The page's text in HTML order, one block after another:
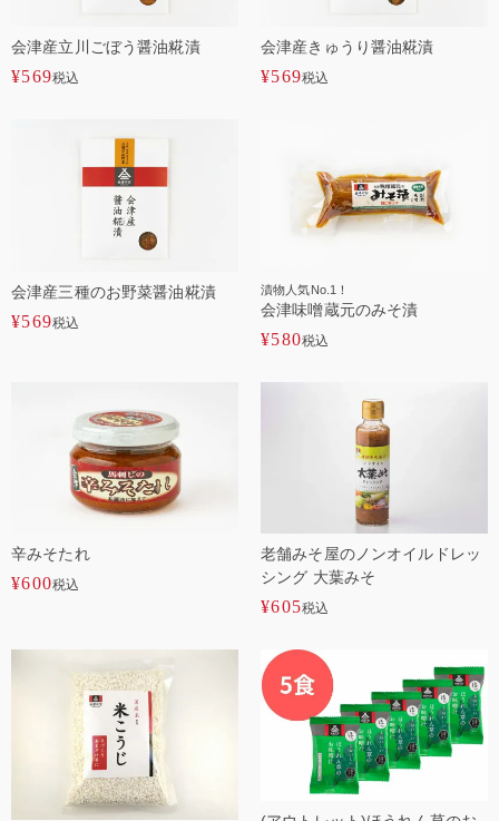
会津産立川ごぼう醤油糀漬
¥569税込
会津産きゅうり醤油糀漬
¥569税込
会津産三種のお野菜醤油糀漬
¥569税込
漬物人気No.1！
会津味噌蔵元のみそ漬
¥580税込
辛みそたれ
¥600税込
老舗みそ屋のノンオイルドレッ
シング 大葉みそ
¥605税込